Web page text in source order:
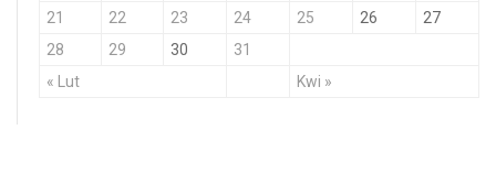
« Lut Kwi »
21
22 23 24 25 26
27
28
29 30 31